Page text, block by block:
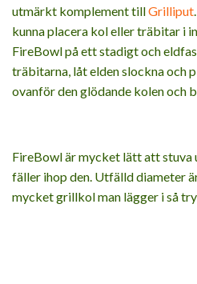
utmärkt komplement tillGrilliput
kunna placera kol eller träbitar i
FireBowl på ett stadigt och
träbitarna, låt elden slockna och
ovanför den glödande kolen och
FireBowl är mycket lätt att stuva
fäller ihop den. Utfälld diameter
mycket grillkol man lägger i så